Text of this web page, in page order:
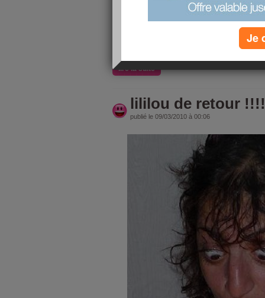
suis d'attaque pour être de nouveaux motivée.
je me suis inscrite aux journées nationales a
yahouuuuuuuuu .... ça c'est un super objectif
lire la suite
lililou de retour !!!!
publié le 09/03/2010 à 00:06
Je